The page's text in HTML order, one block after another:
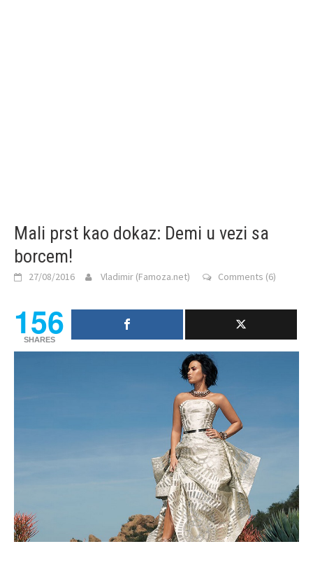
Mali prst kao dokaz: Demi u vezi sa
borcem!
27/08/2016 Vladimir (Famoza.net) Comments (6)
156
SHARES